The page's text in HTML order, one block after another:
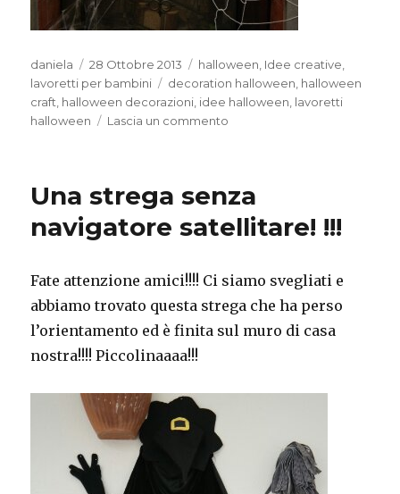
Autore
daniela
Pubblicato
il
28 Ottobre 2013 Categorie
halloween Idee creative
lavoretti per bambini
Tag
decoration halloween halloween
craft halloween decorazioni idee halloween lavoretti
halloween
Lascia un commento
Una strega senza
navigatore satellitare! !!!
Fate attenzione amici!!!! Ci siamo svegliati e
abbiamo trovato questa strega che ha perso
l’orientamento ed è finita sul muro di casa
nostra!!!! Piccolinaaaa!!!